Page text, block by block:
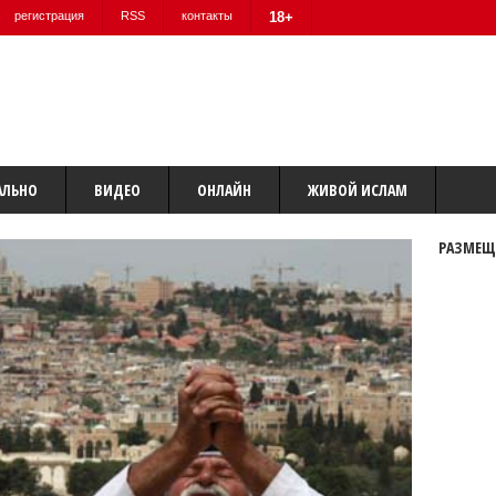
регистрация RSS контакты 18+
ВИДЕО ОНЛАЙН ЖИВОЙ ИСЛАМ